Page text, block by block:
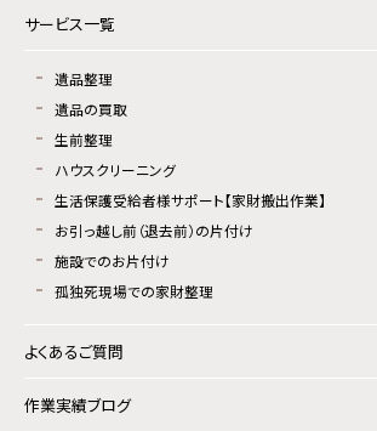
サービス一覧
遺品整理
遺品の買取
生前整理
ハウスクリーニング
生活保護受給者様サポート【家財搬出作業】
お引っ越し前（退去前）の片付け
施設でのお片付け
孤独死現場での家財整理
よくあるご質問
作業実績ブログ